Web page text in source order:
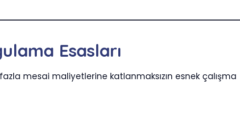
Esasları
mesai maliyetlerine katlanmaksızın esnek çalışma